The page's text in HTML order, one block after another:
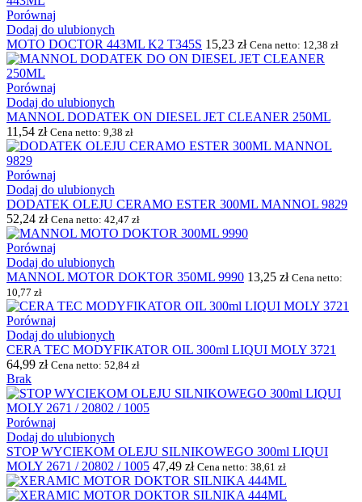
Porównaj
Dodaj do ulubionych
MOTO DOCTOR 443ML K2 T345S 15,23 zł Cena netto: 12,38 zł
Porównaj
Dodaj do ulubionych
MANNOL DODATEK ON DIESEL JET CLEANER 250ML
11,54 zł Cena netto: 9,38 zł
Porównaj
Dodaj do ulubionych
DODATEK OLEJU CERAMO ESTER 300ML MANNOL 9829
52,24 zł Cena netto: 42,47 zł
Porównaj
Dodaj do ulubionych
MANNOL MOTOR DOKTOR 350ML 9990 13,25 zł Cena netto:
10,77 zł
Porównaj
Dodaj do ulubionych
CERA TEC MODYFIKATOR OIL 300ml LIQUI MOLY 3721
64,99 zł Cena netto: 52,84 zł
Brak
Porównaj
Dodaj do ulubionych
STOP WYCIEKOM OLEJU SILNIKOWEGO 300ml LIQUI
MOLY 2671 / 20802 / 1005 47,49 zł Cena netto: 38,61 zł